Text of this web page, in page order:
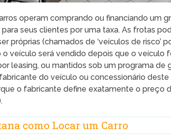
operam comprando ou financiando um
seus clientes por uma taxa. As frotas
próprias (chamados de ‘veículos de risco’
o veículo será vendido depois que o veículo
leasing, ou mantidos sob um programa de
do veículo ou concessionário deste
o fabricante define exatamente o preço
como Locar um Carro